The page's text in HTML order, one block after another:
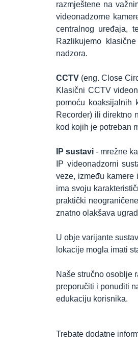
razmještene na
videonadzorne
centralnog uređaja,
Razlikujemo
nadzora.
CCTV (eng. Close
Klasični CCTV
pomoću koaksijalnih
Recorder) ili direktno
kod kojih je potreban
IP sustavi - mrežne
IP videonadzorni
veze, između kamere
ima svoju
praktički
znatno olakšava
U obje varijante
lokacije mogla imati
Naše stručno osoblje
preporučiti i ponuditi
edukaciju korisnika.
Trebate dodatne